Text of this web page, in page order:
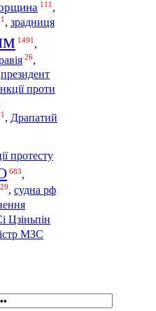
111 ,
1 , зрадниця
1491 ,
26,
президент
проти
, Драпатий
протесту
683,
29, судна рф
Цзіньпін
МЗС